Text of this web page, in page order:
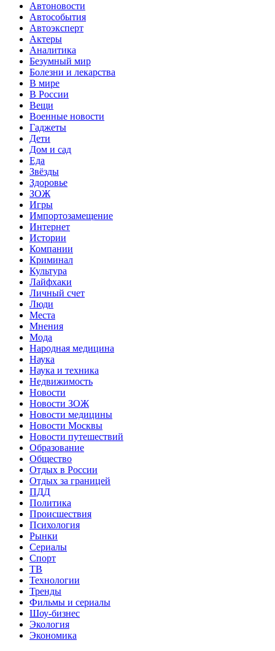
Автоновости
Автособытия
Автоэксперт
Актеры
Аналитика
Безумный мир
Болезни и лекарства
В мире
В России
Вещи
Военные новости
Гаджеты
Дети
Дом и сад
Еда
Звёзды
Здоровье
ЗОЖ
Игры
Импортозамещение
Интернет
Истории
Компании
Криминал
Культура
Лайфхаки
Личный счет
Люди
Места
Мнения
Мода
Народная медицина
Наука
Наука и техника
Недвижимость
Новости
Новости ЗОЖ
Новости медицины
Новости Москвы
Новости путешествий
Образование
Общество
Отдых в России
Отдых за границей
ПДД
Политика
Происшествия
Психология
Рынки
Сериалы
Спорт
ТВ
Технологии
Тренды
Фильмы и сериалы
Шоу-бизнес
Экология
Экономика